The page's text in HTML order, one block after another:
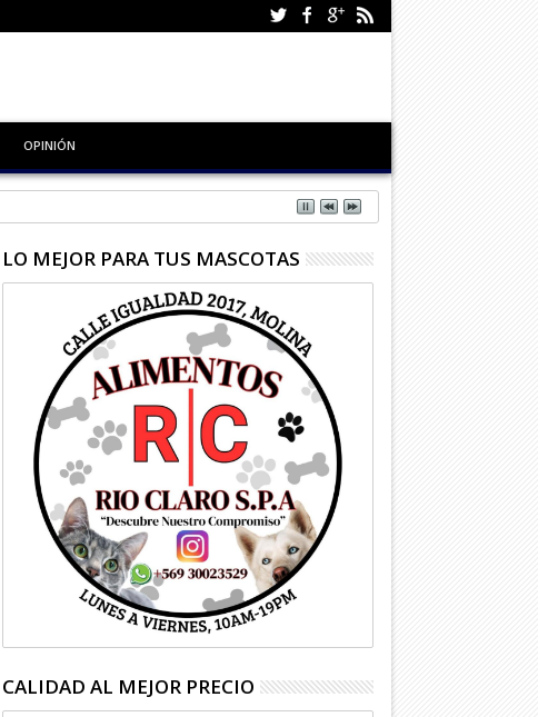
OPINIÓN
LO MEJOR PARA TUS MASCOTAS
CALIDAD AL MEJOR PRECIO